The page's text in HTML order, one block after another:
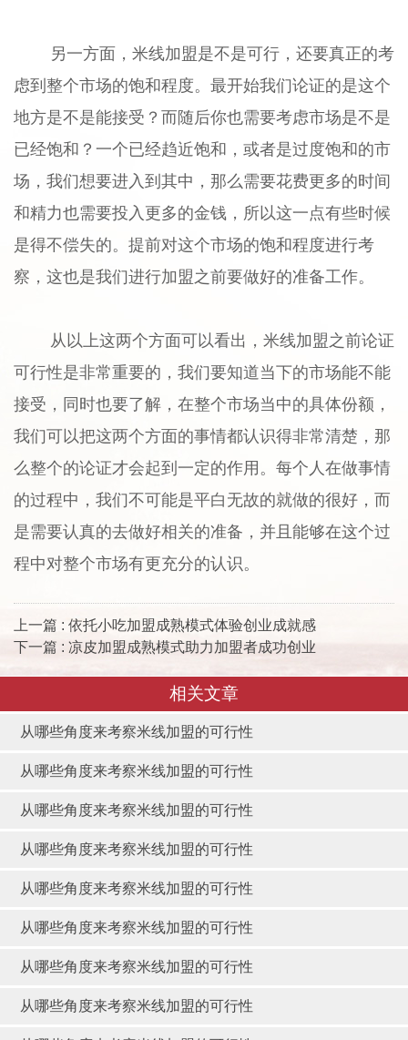
另一方面，米线加盟是不是可行，还要真正的考
虑到整个市场的饱和程度。最开始我们论证的是这个
地方是不是能接受？而随后你也需要考虑市场是不是
已经饱和？一个已经趋近饱和，或者是过度饱和的市
场，我们想要进入到其中，那么需要花费更多的时间
和精力也需要投入更多的金钱，所以这一点有些时候
是得不偿失的。提前对这个市场的饱和程度进行考
察，这也是我们进行加盟之前要做好的准备工作。
从以上这两个方面可以看出，米线加盟之前论证
可行性是非常重要的，我们要知道当下的市场能不能
接受，同时也要了解，在整个市场当中的具体份额，
我们可以把这两个方面的事情都认识得非常清楚，那
么整个的论证才会起到一定的作用。每个人在做事情
的过程中，我们不可能是平白无故的就做的很好，而
是需要认真的去做好相关的准备，并且能够在这个过
程中对整个市场有更充分的认识。
上一篇 : 依托小吃加盟成熟模式体验创业成就感
下一篇 : 凉皮加盟成熟模式助力加盟者成功创业
相关文章
从哪些角度来考察米线加盟的可行性
从哪些角度来考察米线加盟的可行性
从哪些角度来考察米线加盟的可行性
从哪些角度来考察米线加盟的可行性
从哪些角度来考察米线加盟的可行性
从哪些角度来考察米线加盟的可行性
从哪些角度来考察米线加盟的可行性
从哪些角度来考察米线加盟的可行性